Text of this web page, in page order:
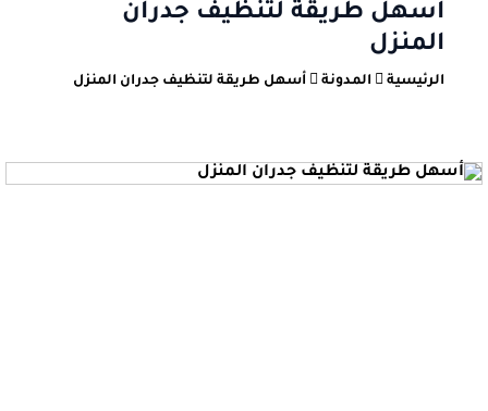
أسهل طريقة لتنظيف جدران
المنزل
الرئيسية المدونة أسهل طريقة لتنظيف جدران المنزل